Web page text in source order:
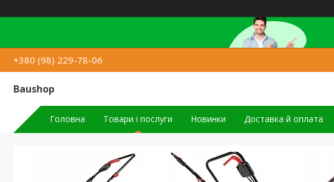
+380 (98) 229-78-06
Baushop
Головна Товари і послуги Новинки Доставка й оплата